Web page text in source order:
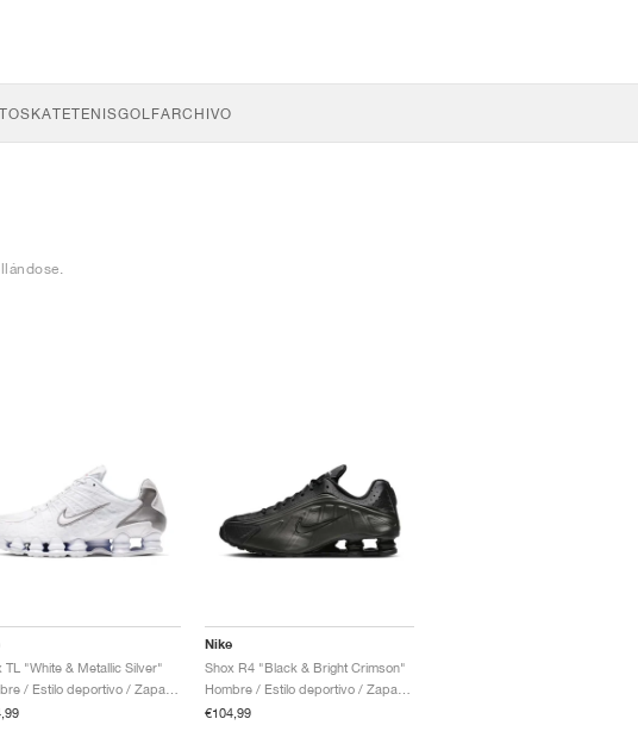
SKATETENISGOLFARCHIVO
TL "White & Metallic Silver"
Nike
Shox R4 "Black & Bright Crimson"
€104,99